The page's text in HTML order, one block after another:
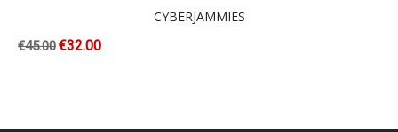
CYBERJAMMIES
€45.00€32.00